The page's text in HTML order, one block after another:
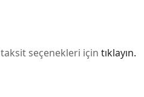
seçenekleri için tıklayın.